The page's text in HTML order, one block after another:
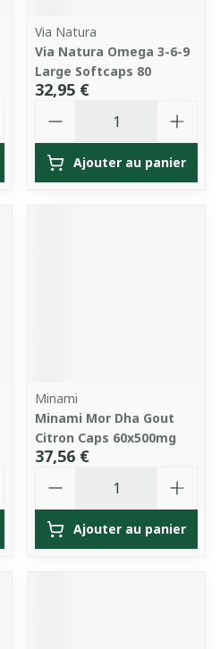
Via Natura
Via Natura Omega 3-6-9
Large Softcaps 80
32,95 €
Ajouter au panier
Minami
Minami Mor Dha Gout
Citron Caps 60x500mg
37,56 €
Ajouter au panier